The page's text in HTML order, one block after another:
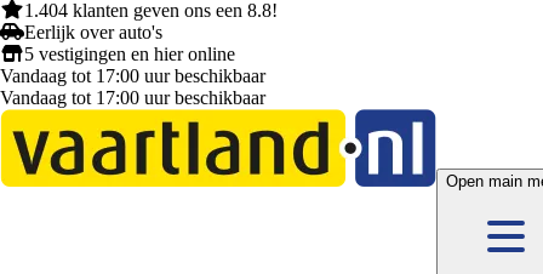
1.404 klanten geven ons een 8.8!
Eerlijk over auto's
5 vestigingen en hieronline
Vandaag tot 17:00 uur beschikbaar
Vandaag tot 17:00 uur beschikbaar
Open main